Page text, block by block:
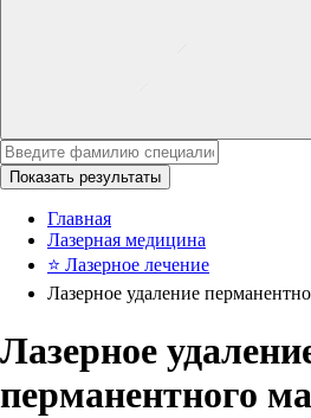
Показать результаты
Главная
Лазерная медицина
⭐ Лазерное лечение
Лазерное удаление
Лазерное
перманентного